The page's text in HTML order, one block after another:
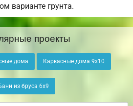
варианте грунта.
проекты
дома Каркасные дома 9х10
из бруса 6х9